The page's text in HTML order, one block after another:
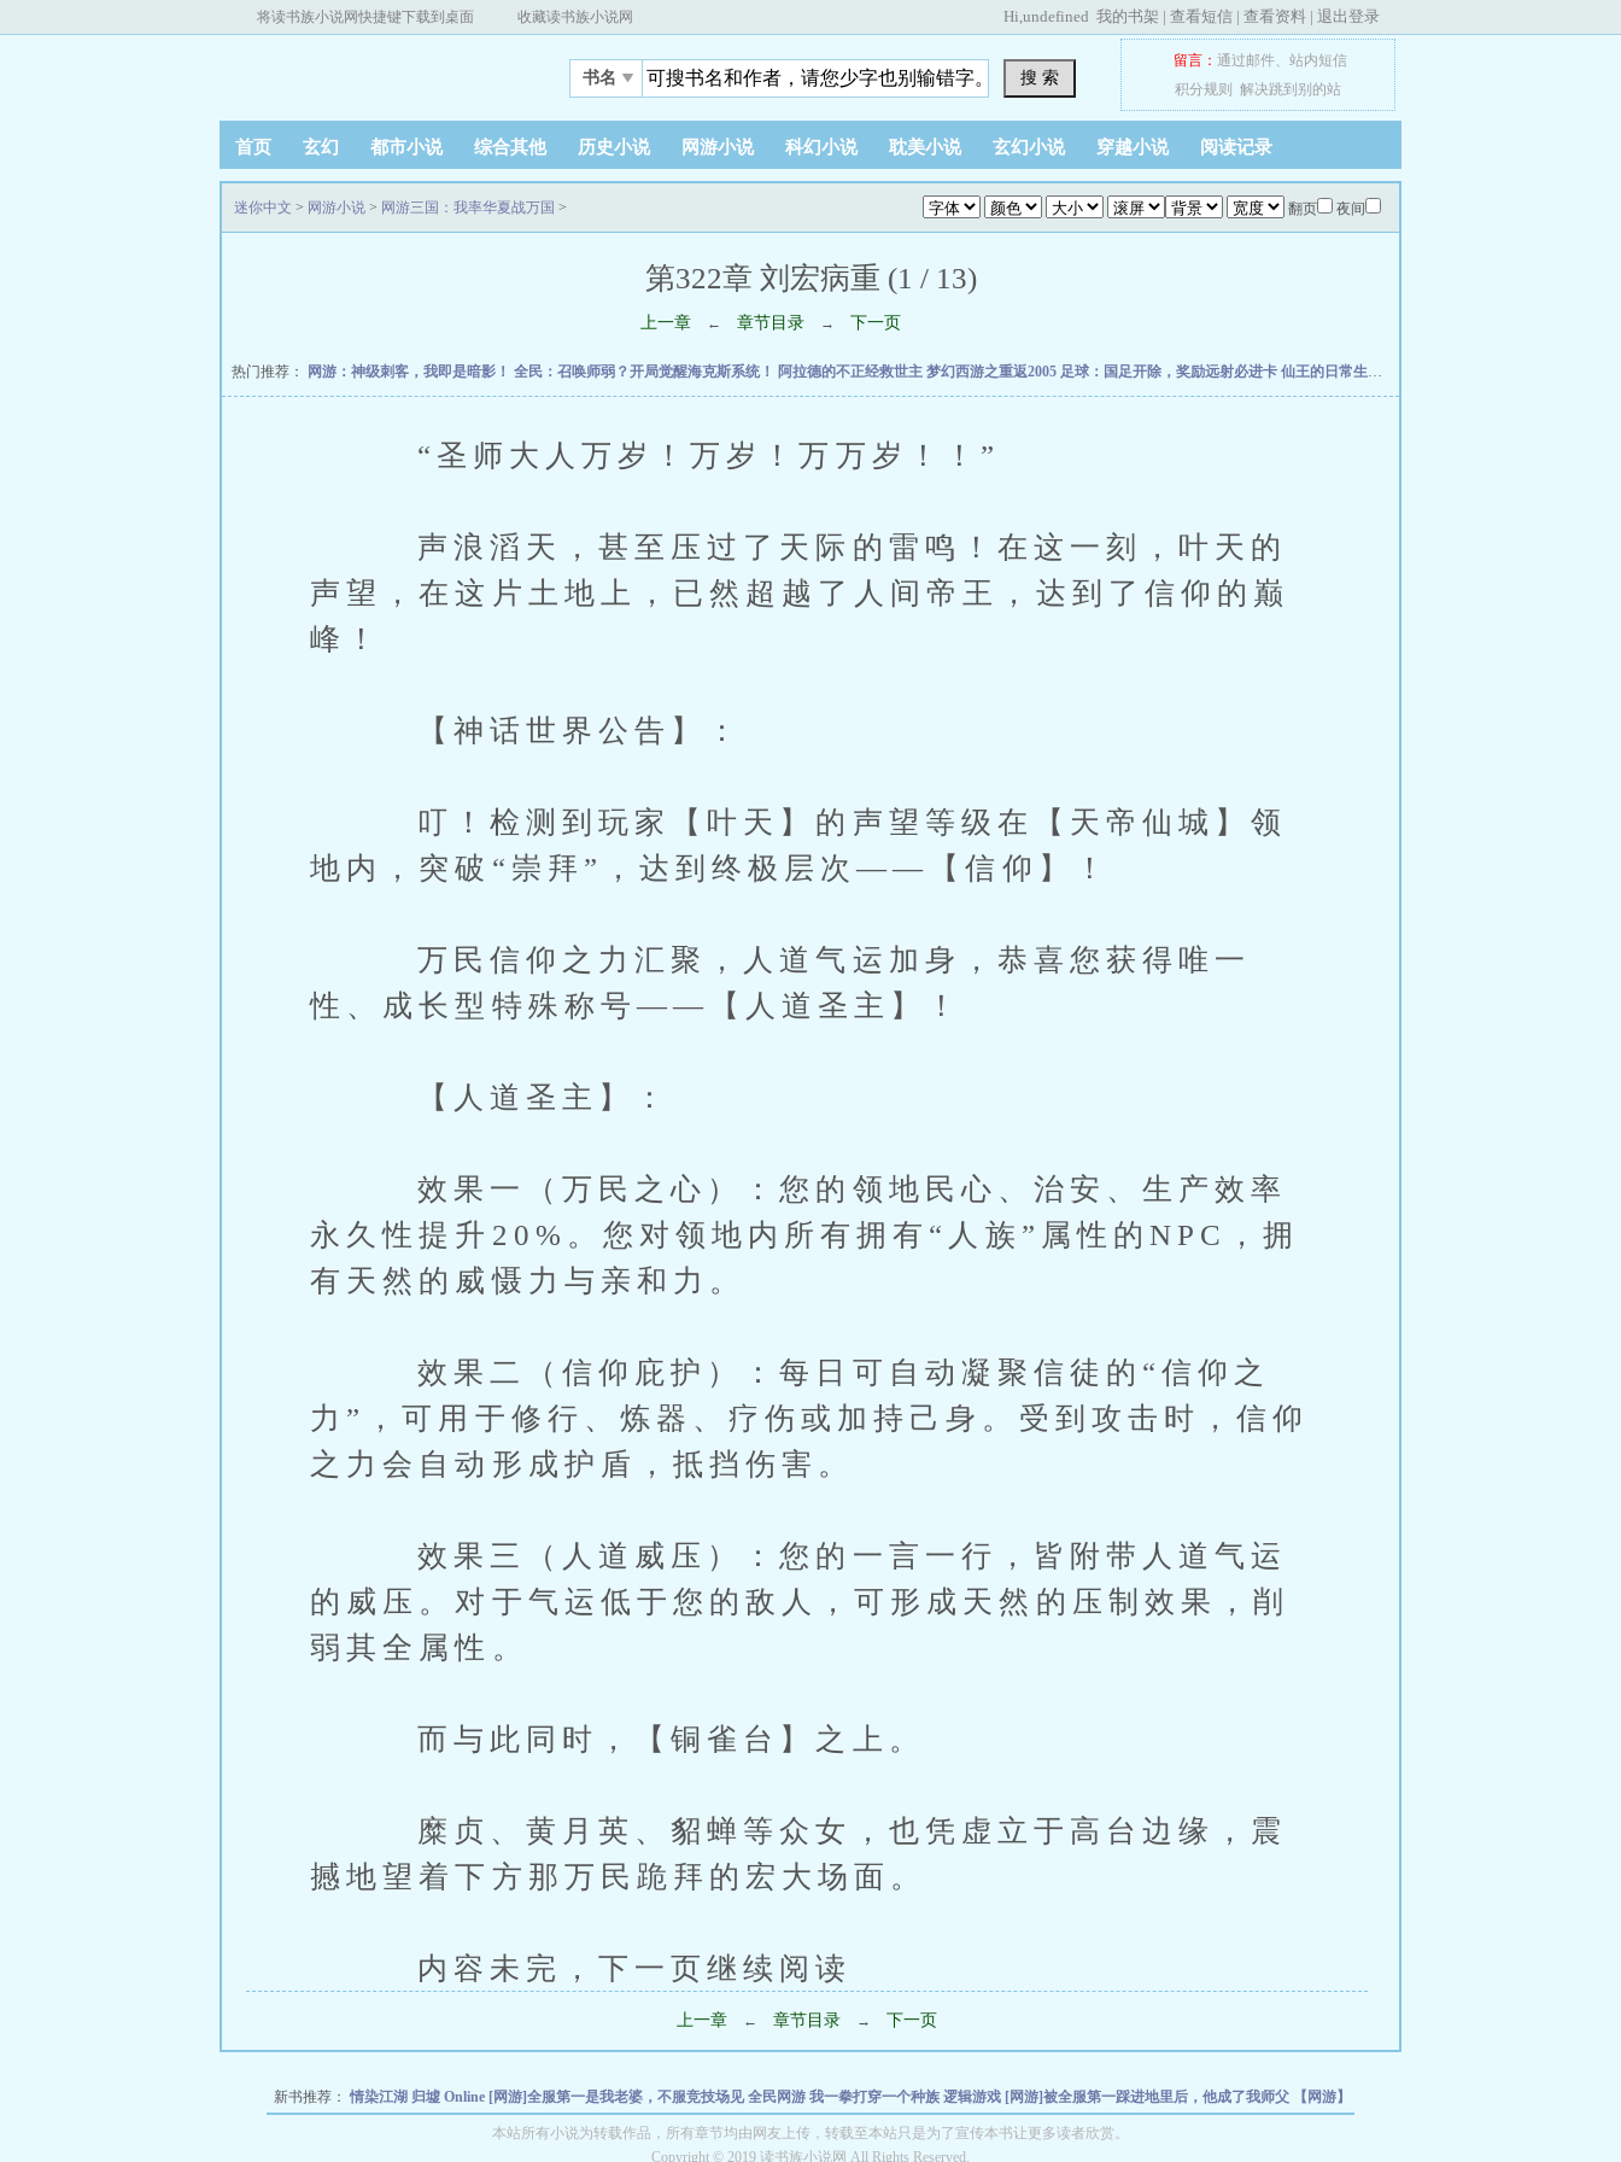
将读书族小说网快捷键下载到桌面 收藏读书族小说网 Hi,undefined 我的书架 | 查看短信 | 查看资料 | 退出登录
书名 搜 索
留言： 通过邮件、 站内短信
积分规则
解决跳到别的站
首页 玄幻 都市小说 综合其他 历史小说 网游小说 科幻小说 耽美小说 玄幻小说 穿越小说 阅读记录
翻页 夜间
迷你中文 > 网游小说 > 网游三国：我率华夏战万国 >
第322章 刘宏病重 (1 / 13)
上一章 ← 章节目录 → 下一页
热门推荐： 网游：神级刺客，我即是暗影！ 全民：召唤师弱？开局觉醒海克斯系统！ 阿拉德的不正经救世主 梦幻西游之重返2005 足球：国足开除，奖励远射必进卡 仙王的日常生活
“圣师大人万岁！万岁！万万岁！！”
声浪滔天，甚至压过了天际的雷鸣！在这一刻，叶天的
声望，在这片土地上，已然超越了人间帝王，达到了信仰的巅
峰！
【神话世界公告】：
叮！检测到玩家【叶天】的声望等级在【天帝仙城】领
地内，突破“崇拜”，达到终极层次——【信仰】！
万民信仰之力汇聚，人道气运加身，恭喜您获得唯一
性、成长型特殊称号——【人道圣主】！
【人道圣主】：
效果一（万民之心）：您的领地民心、治安、生产效率
永久性提升20%。您对领地内所有拥有“人族”属性的NPC，拥
有天然的威慑力与亲和力。
效果二（信仰庇护）：每日可自动凝聚信徒的“信仰之
力”，可用于修行、炼器、疗伤或加持己身。受到攻击时，信仰
之力会自动形成护盾，抵挡伤害。
效果三（人道威压）：您的一言一行，皆附带人道气运
的威压。对于气运低于您的敌人，可形成天然的压制效果，削
弱其全属性。
而与此同时，【铜雀台】之上。
糜贞、黄月英、貂蝉等众女，也凭虚立于高台边缘，震
撼地望着下方那万民跪拜的宏大场面。
内容未完，下一页继续阅读
上一章 ← 章节目录 → 下一页
新书推荐： 情染江湖 归墟 Online [网游]全服第一是我老婆，不服竞技场见全民网游 我一拳打穿一个种族 逻辑游戏 [网游]被全服第一踩进地里后，他成了我师父
【网游】
【网游】如何攻略城主大神DNF：我来自于110版本！一人之下：我，张之维，嚣张的张美漫：完蛋，我被父愁者包围了！
物斗罗：龙王之太极玄真这才是都市文字修仙
本站所有小说为转载作品，所有章节均由网友上传，转载至本站只是为了宣传本书让更多读者欣赏。
Copyright © 2019 读书族小说网 All Rights Reserved.